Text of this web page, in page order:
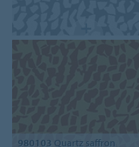
980103 Quartz saffron